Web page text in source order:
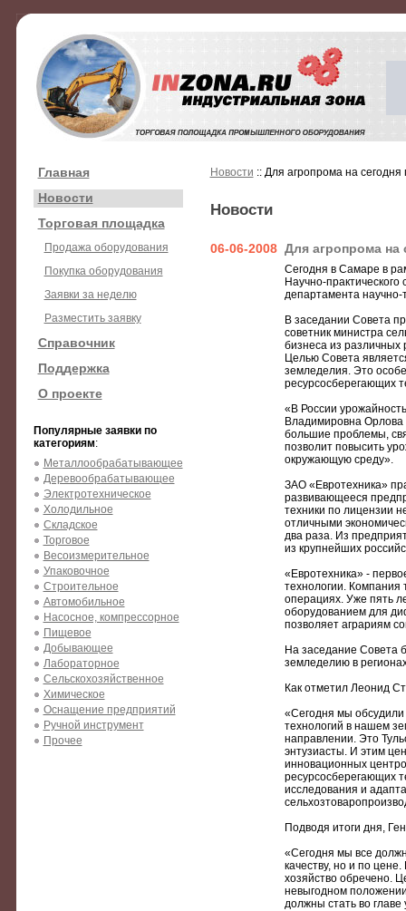
Главная
Новости
Торговая площадка
Продажа оборудования
Покупка оборудования
Заявки за неделю
Разместить заявку
Справочник
Поддержка
О проекте
Популярные заявки по
категориям:
Металлообрабатывающее
Деревообрабатывающее
Электротехническое
Холодильное
Складское
Торговое
Весоизмерительное
Упаковочное
Строительное
Автомобильное
Насосное, компрессорное
Пищевое
Добывающее
Лабораторное
Сельскохозяйственное
Химическое
Оснащение предприятий
Ручной инструмент
Прочее
Новости :: Для агропрома на
Новости
06-06-2008 Для агропрома на
Сегодня в Самаре в
Научно-
департамента научно-
В заседании Совета
советник министра
бизнеса из различных
Целью Совета
земледелия. Это
ресурсосберегающих
«В России
Владимировна Орлова
большие проблемы,
позволит повысить
окружающую среду».
ЗАО «Евротехника»
развивающееся
техники по лицензии
отличными
два раза. Из
из крупнейших
«Евротехника» -
технологии. Компания
операциях. Уже пять
оборудованием для
позволяет аграриям
На заседание Совета
земледелию в
Как отметил Леонид
«Сегодня мы
технологий в нашем
направлении. Это
энтузиасты. И этим
инновационных
ресурсосберегающих
исследования и
Подводя итоги дня,
«Сегодня мы все
качеству, но и по
хозяйство обречено.
невыгодном
должны стать во главе